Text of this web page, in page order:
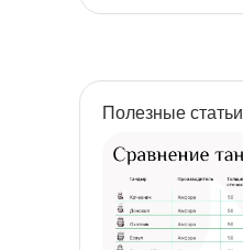
Полезные статьи